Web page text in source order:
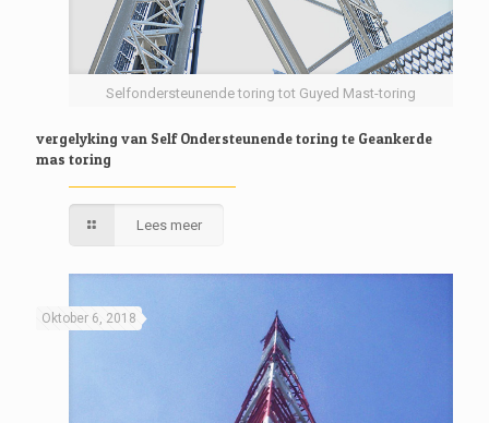
Selfondersteunende toring tot Guyed Mast-toring
vergelyking van Self Ondersteunende toring te Geankerde
mas toring
Lees meer
Oktober 6, 2018